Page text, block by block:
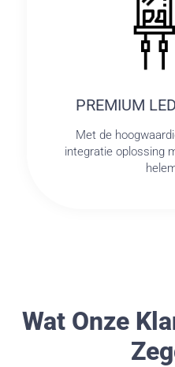
PREMIUM
Met de
integratie oplossing
Wat Onze